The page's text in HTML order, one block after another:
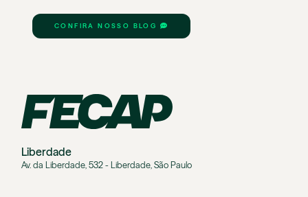
CONFIRA NOSSO BLOG
Liberdade
Av. da Liberdade, 532 - Liberdade, São Paulo